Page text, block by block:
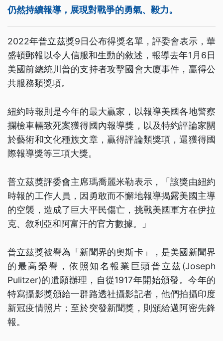
仍然持續報導，展現對戰爭的勇氣、毅力。
2022年普立茲獎9日公布得獎名單，評委會表示，華
盛頓郵報以令人信服和生動的敘述，報導去年1月6日
美國前總統川普的支持者攻擊國會大廈事件，贏得公
共服務類獎項。
紐約時報則是今年的最大贏家，以報導美國各地警察
攔檢車輛致死案獲得國內報導獎，以及特約評論家關
於藝術和文化種族文章，贏得評論類獎項，還獲得國
際報導獎等三項大獎。
普立茲獎評委會主席瑪喬麗米勒表示，「該獎由紐約
時報的工作人員，因勇敢而不懈地報導揭露美國主導
的空襲，造成了巨大平民傷亡，挑戰美國軍方在伊拉
克、敘利亞和阿富汗的官方數據。」
普立茲獎被譽為「新聞界的奧斯卡」，是美國新聞界
的最高榮譽，依照知名報業巨頭普立茲(Joseph
Pulitzer)的遺願辦理，自從1917年開始頒發。今年的
特寫攝影獎頒給一群路透社攝影記者，他們拍攝印度
新冠疫情照片；至於突發新聞獎，則頒給邁阿密先鋒
報。